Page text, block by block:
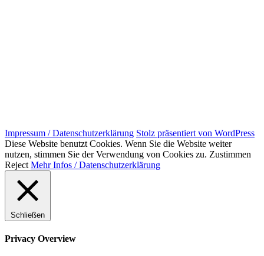
Impressum / Datenschutzerklärung Stolz präsentiert von WordPress
Diese Website benutzt Cookies. Wenn Sie die Website weiter
nutzen, stimmen Sie der Verwendung von Cookies zu. Zustimmen
Reject Mehr Infos / Datenschutzerklärung
Schließen
Privacy Overview